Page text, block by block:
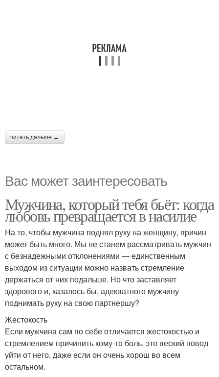
читать дальше →
Вас может заинтересовать
Мужчина, который тебя бьёт: когда
любовь превращается в насилие
На то, чтобы мужчина поднял руку на женщину, причин
может быть много. Мы не станем рассматривать мужчин
с безнадежными отклонениями — единственным
выходом из ситуации можно назвать стремление
держаться от них подальше. Но что заставляет
здорового и, казалось бы, адекватного мужчину
поднимать руку на свою партнершу?
Жестокость
Если мужчина сам по себе отличается жестокостью и
стремлением причинить кому-то боль, это веский повод
уйти от него, даже если он очень хорош во всем
остальном.